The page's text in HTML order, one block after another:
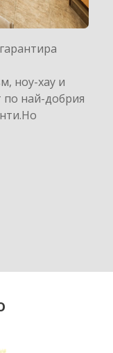
ноу-хау и
най-добрия